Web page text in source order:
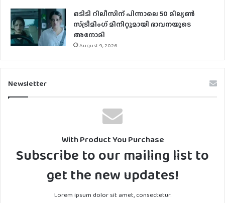
ഒടിടി റിലീസിന് പിന്നാലെ 50 മില്യൺ
സ്ട്രീമിം​ഗ് മിനിറ്റുമായി ഭാവനയുടെ
അനോമി
August 9, 2026
Newsletter
With Product You Purchase
Subscribe to our mailing list to
get the new updates!
Lorem ipsum dolor sit amet, consectetur.